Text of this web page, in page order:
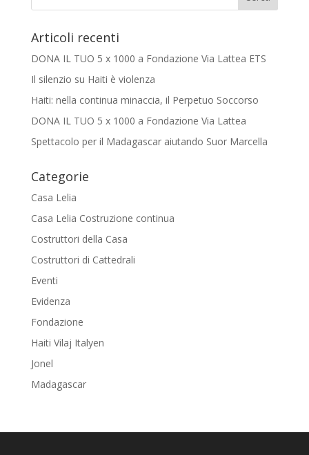
Articoli recenti
DONA IL TUO 5 x 1000 a Fondazione Via Lattea ETS
Il silenzio su Haiti è violenza
Haiti: nella continua minaccia, il Perpetuo Soccorso
DONA IL TUO 5 x 1000 a Fondazione Via Lattea
Spettacolo per il Madagascar aiutando Suor Marcella
Categorie
Casa Lelia
Casa Lelia Costruzione continua
Costruttori della Casa
Costruttori di Cattedrali
Eventi
Evidenza
Fondazione
Haiti Vilaj Italyen
Jonel
Madagascar